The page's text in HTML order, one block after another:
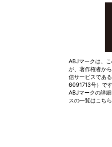
ABJマークは、
が、著作権者か
信サービスであ
6091713号）です
ABJマークの詳
スの一覧はこちら